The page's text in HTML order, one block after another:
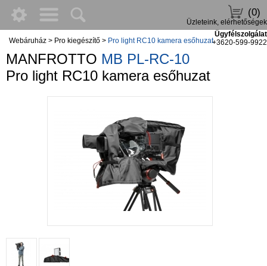
(0)
Üzleteink, elérhetőségek
Ügyfélszolgálat
+3620-599-9922
Webáruház > Pro kiegészítő > Pro light RC10 kamera esőhuzat
MANFROTTO MB PL-RC-10
Pro light RC10 kamera esőhuzat